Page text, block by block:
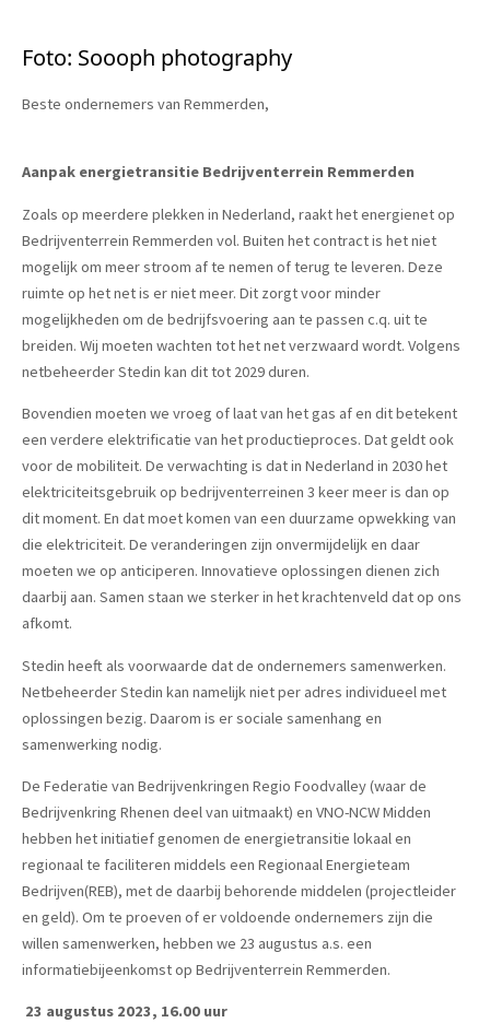
Foto: Soooph photography
Beste ondernemers van Remmerden,
Aanpak energietransitie Bedrijventerrein Remmerden
Zoals op meerdere plekken in Nederland, raakt het energienet op
Bedrijventerrein Remmerden vol. Buiten het contract is het niet
mogelijk om meer stroom af te nemen of terug te leveren. Deze
ruimte op het net is er niet meer. Dit zorgt voor minder
mogelijkheden om de bedrijfsvoering aan te passen c.q. uit te
breiden. Wij moeten wachten tot het net verzwaard wordt. Volgens
netbeheerder Stedin kan dit tot 2029 duren.
Bovendien moeten we vroeg of laat van het gas af en dit betekent
een verdere elektrificatie van het productieproces. Dat geldt ook
voor de mobiliteit. De verwachting is dat in Nederland in 2030 het
elektriciteitsgebruik op bedrijventerreinen 3 keer meer is dan op
dit moment. En dat moet komen van een duurzame opwekking van
die elektriciteit. De veranderingen zijn onvermijdelijk en daar
moeten we op anticiperen. Innovatieve oplossingen dienen zich
daarbij aan. Samen staan we sterker in het krachtenveld dat op ons
afkomt.
Stedin heeft als voorwaarde dat de ondernemers samenwerken.
Netbeheerder Stedin kan namelijk niet per adres individueel met
oplossingen bezig. Daarom is er sociale samenhang en
samenwerking nodig.
De Federatie van Bedrijvenkringen Regio Foodvalley (waar de
Bedrijvenkring Rhenen deel van uitmaakt) en VNO-NCW Midden
hebben het initiatief genomen de energietransitie lokaal en
regionaal te faciliteren middels een Regionaal Energieteam
Bedrijven(REB), met de daarbij behorende middelen (projectleider
en geld). Om te proeven of er voldoende ondernemers zijn die
willen samenwerken, hebben we 23 augustus a.s. een
informatiebijeenkomst op Bedrijventerrein Remmerden.
23 augustus 2023, 16.00 uur